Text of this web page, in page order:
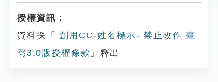
授權資訊：
資料採「
創用CC-姓名標示- 禁止改作 臺
灣3.0版授權條款 」釋出